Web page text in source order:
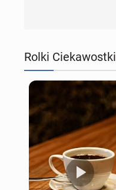
Rolki Ciekawostki